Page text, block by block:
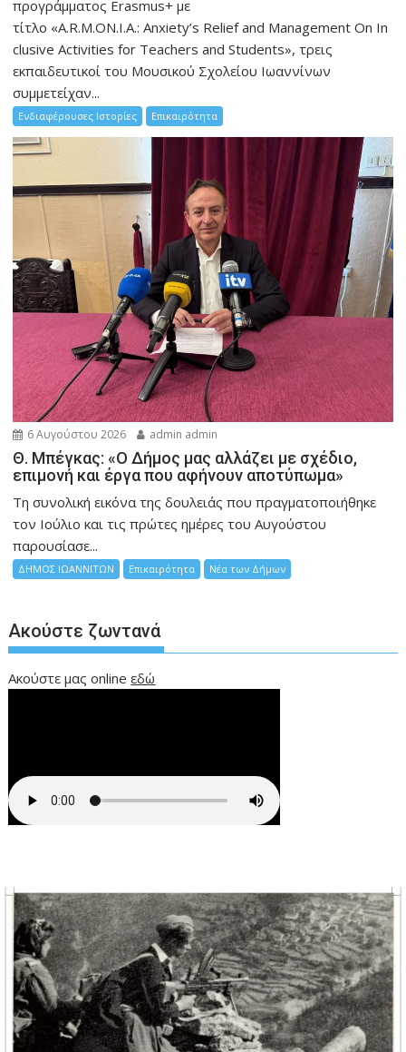
προγράμματος Erasmus+ με
τίτλο «A.R.M.ON.I.A.: Anxiety’s Relief and Management On In
clusive Activities for Teachers and Students», τρεις
εκπαιδευτικοί του Μουσικού Σχολείου Ιωαννίνων
συμμετείχαν...
Ενδιαφέρουσες Ιστορίες Επικαιρότητα
6 Αυγούστου 2026 admin admin
Θ. Μπέγκας: «Ο Δήμος μας αλλάζει με σχέδιο,
επιμονή και έργα που αφήνουν αποτύπωμα»
Τη συνολική εικόνα της δουλειάς που πραγματοποιήθηκε
τον Ιούλιο και τις πρώτες ημέρες του Αυγούστου
παρουσίασε...
ΔΗΜΟΣ ΙΩΑΝΝΙΤΩΝ Επικαιρότητα Νέα των Δήμων
Ακούστε ζωντανά
Ακούστε μας onlineεδώ